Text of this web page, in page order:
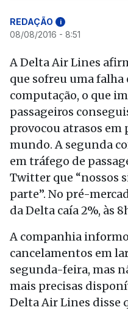
REDAÇÃO i
08/08/2016 - 8:51
A Delta Air Lines
que sofreu uma falha
computação, o que
passageiros
provocou atrasos em
mundo. A segunda
em tráfego de
Twitter que “nossos
parte”. No pré-
da Delta caía 2%, às
A companhia
cancelamentos em
segunda-feira, mas
mais precisas
Delta Air Lines disse